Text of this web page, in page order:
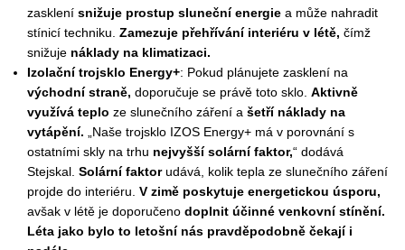
zasklenísnižuje prostup sluneční energie a může nahradit
stínicí techniku.Zamezuje přehřívání interiéru v létě, čímž
snižuje náklady na klimatizaci.
Izolační trojsklo Energy+: Pokud plánujete zasklení na
východní straně, doporučuje se právě toto sklo.Aktivně
využívá teplo ze slunečního záření ašetří náklady na
vytápění. „Naše trojsklo IZOS Energy+ má v porovnání s
ostatními skly na trhu nejvyšší solární faktor,“ dodává
Stejskal.Solární faktorudává, kolik tepla ze slunečního záření
projde do interiéru.V zimě poskytuje energetickou úsporu,
avšak v létě je doporučenodoplnit účinné venkovní stínění.
Léta jako bylo to letošní nás pravděpodobně čekají i